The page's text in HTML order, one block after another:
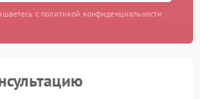
с политикой конфиденциальности